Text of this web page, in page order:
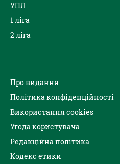
УПЛ
1 ліга
2 ліга
Про видання
Політика конфіденційності
Використання cookies
Угода користувача
Редакційна політика
Кодекс етики